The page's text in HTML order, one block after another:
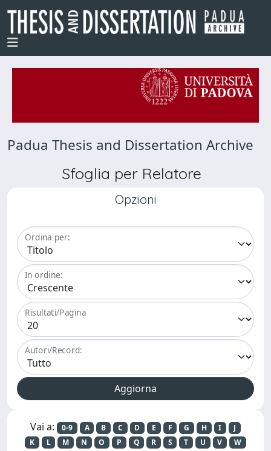
Padua Thesis and Dissertation Archive
Sfoglia per Relatore
Opzioni
Ordina per:
In ordine:
Risultati/Pagina
Autori/Record:
Vai a: 0-9 A B C D E F G H I
J
K
L M N O P Q R S T U V
W